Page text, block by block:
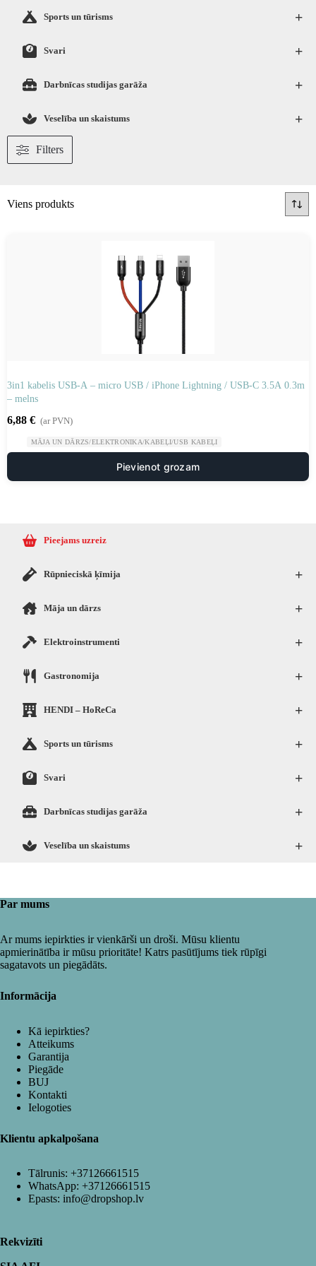
+
Sports un tūrisms
+
Svari
+
Darbnīcas studijas garāža
+
Veselība un skaistums
Filters
Viens produkts
3in1 kabelis USB-A – micro USB / iPhone Lightning / USB-C 3.5A 0.3m
– melns
6,88 € (ar PVN)
MĀJA UN DĀRZS/ELEKTRONIKA/KABEĻI/USB KABEĻI
Pievienot grozam
Pieejams uzreiz
+
Rūpnieciskā ķīmija
+
Māja un dārzs
+
Elektroinstrumenti
+
Gastronomija
+
HENDI – HoReCa
+
Sports un tūrisms
+
Svari
+
Darbnīcas studijas garāža
+
Veselība un skaistums
Par mums
Ar mums iepirkties ir vienkārši un droši. Mūsu klientu
apmierinātība ir mūsu prioritāte! Katrs pasūtījums tiek rūpīgi
sagatavots un piegādāts.
Informācija
Kā iepirkties?
Atteikums
Garantija
Piegāde
BUJ
Kontakti
Ielogoties
Klientu apkalpošana
Tālrunis: +37126661515
WhatsApp: +37126661515
Epasts: info@dropshop.lv
Rekvizīti